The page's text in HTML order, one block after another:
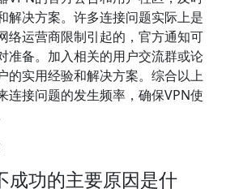
解决方案。许多连接问题实际上是
络运营商限制引起的，官方通知可
准备。加入相关的用户交流群或论
的实用经验和解决方案。综合以上
连接问题的发生频率，确保VPN使
成功的主要原因是什